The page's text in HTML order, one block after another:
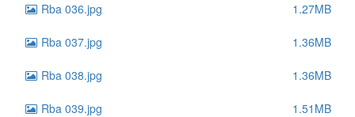
Rba 036.jpg 1.27MB
Rba 037.jpg 1.36MB
Rba 038.jpg 1.36MB
Rba 039.jpg 1.51MB